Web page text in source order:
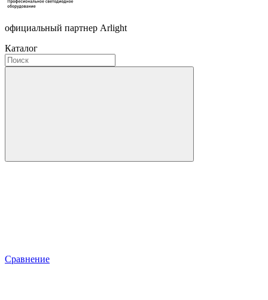
официальный партнер Arlight
Каталог
Сравнение